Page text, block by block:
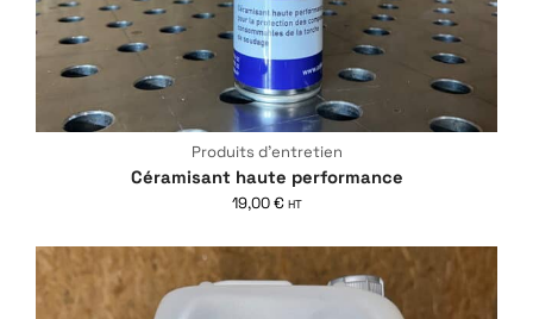
Produits d'entretien
Céramisant haute performance
19,00€ HT